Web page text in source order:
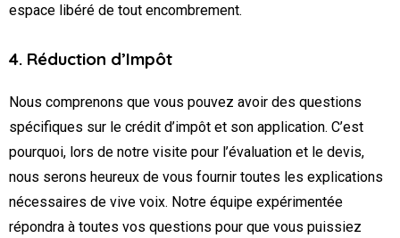
espace libéré de tout encombrement.
4. Réduction d’Impôt
Nous comprenons que vous pouvez avoir des questions
spécifiques sur le crédit d’impôt et son application. C’est
pourquoi, lors de notre visite pour l’évaluation et le devis,
nous serons heureux de vous fournir toutes les explications
nécessaires de vive voix. Notre équipe expérimentée
répondra à toutes vos questions pour que vous puissiez